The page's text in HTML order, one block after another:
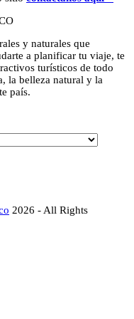
y naturales que
a planificar tu viaje, te
turísticos de todo
la belleza natural y la
país.
2026 - All Rights